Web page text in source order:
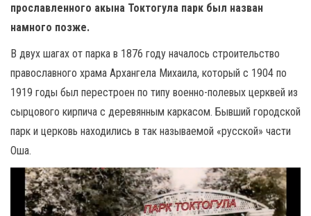
прославленного акына Токтогула парк был назван
намного позже.
В двух шагах от парка в 1876 году началось строительство
православного храма Архангела Михаила, который с 1904 по
1919 годы был перестроен по типу военно-полевых церквей из
сырцового кирпича с деревянным каркасом. Бывший городской
парк и церковь находились в так называемой «русской» части
Оша.